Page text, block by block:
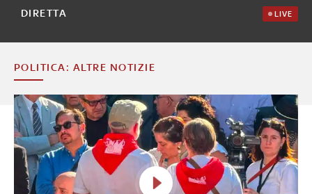
DIRETTA LIVE
POLITICA: ALTRE NOTIZIE